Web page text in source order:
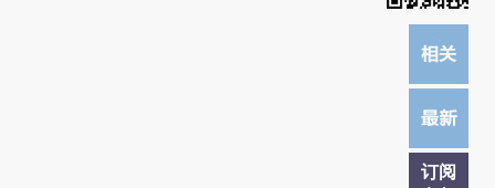
订阅